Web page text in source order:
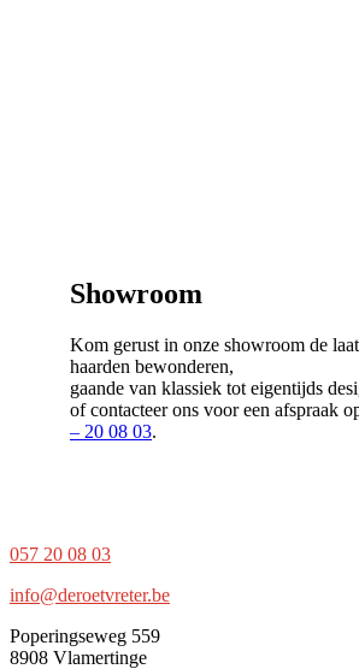
Showroom
Kom gerust in onze showroom de
haarden bewonderen,
gaande van klassiek tot eigentijds
of contacteer ons voor een afspraak
– 20 08 03.
057 20 08 03
info@deroetvreter.be
Poperingseweg 559
8908 Vlamertinge